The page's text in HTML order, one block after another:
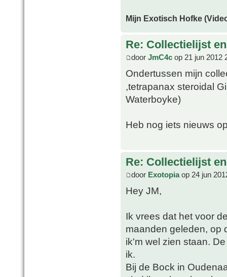
Mijn Exotisch Hofke
Re: Collectielijst
door JmC4c op 21 jun 2012
Ondertussen mijn
,tetrapanax steroidal
Waterboyke)
Heb nog iets nieuws
Re: Collectielijst
door Exotopiaop 24 jun
Hey JM,
Ik vrees dat het voor
maanden geleden, op
ik'm wel zien staan.
ik.
Bij de Bock in